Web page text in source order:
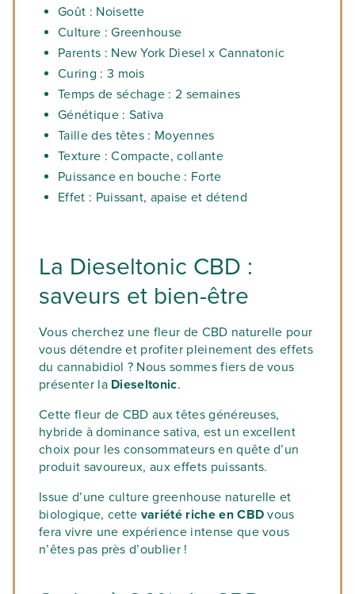
Goût : Noisette
Culture : Greenhouse
Parents : New York Diesel x Cannatonic
Curing : 3 mois
Temps de séchage : 2 semaines
Génétique : Sativa
Taille des têtes : Moyennes
Texture : Compacte, collante
Puissance en bouche : Forte
Effet : Puissant, apaise et détend
La Dieseltonic CBD :
saveurs et bien-être
Vous cherchez une fleur de CBD naturelle pour
vous détendre et profiter pleinement des effets
du cannabidiol ? Nous sommes fiers de vous
présenter la Dieseltonic.
Cette fleur de CBD aux têtes généreuses,
hybride à dominance sativa, est un excellent
choix pour les consommateurs en quête d’un
produit savoureux, aux effets puissants.
Issue d’une culture greenhouse naturelle et
biologique, cette variété riche en CBD vous
fera vivre une expérience intense que vous
n’êtes pas près d’oublier !